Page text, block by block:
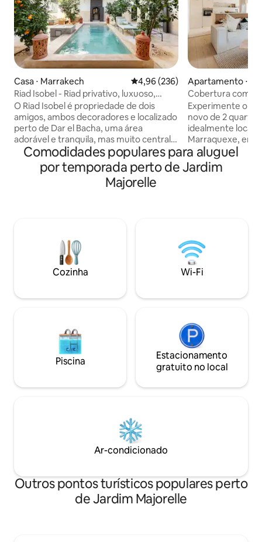
Casa ⋅ Marrakech 4,96 de uma avaliação média de
4,96 (236)
Riad Isobel - Riad privativo, luxuoso,
acomoda 8 pessoas, piscina
O Riad Isobel é propriedade de dois
amigos, ambos decoradores e localizado
perto de Dar el Bacha, uma área
adorável e tranquila, mas muito central e
exclusiva dentro da Medina. Totalmente
renovado para os mais altos padrões e
projetado para parecer seu próprio hotel
boutique privado, sem detalhes
Recentemente nomeado nos 42
melhores AirBnbs com piscinas da
Condé Nast Traveller. Serviço de
concierge fornecido.
Apartamento ⋅
Cobertura com
Jardim Majorelle
Experimente o
novo de 2
idealmente
Marraquexe, em
Majorelle.
deslumbrantes
seu grande
moda. Elegante,
projetado: esta é
da melhor forma
Comodidades populares para aluguel
por temporada perto de Jardim
Majorelle
Cozinha Wi-Fi
Piscina
Estacionamento
gratuito no local
Ar-condicionado
Outros pontos turísticos populares perto
de Jardim Majorelle